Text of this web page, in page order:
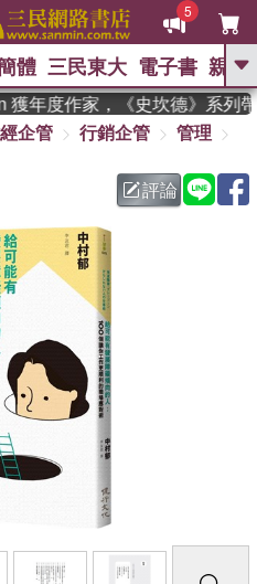
5
GO
：東野圭吾 、 高希均教授回憶錄
方念華 、 台灣的
數學女孩：黎曼猜想
偉大的迷走神經
、 臺灣漫遊錄
體 三民東大 電子書 親子
度作家，《史坎德》系列帶
企管 行銷企管
管理
評論